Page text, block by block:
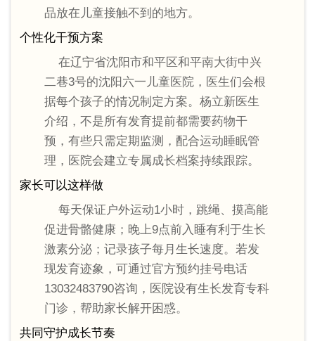
品放在儿童接触不到的地方。
个性化干预方案
在辽宁省沈阳市和平区和平南大街中兴
二巷3号的沈阳六一儿童医院，医生们会根
据每个孩子的情况制定方案。杨立新医生
介绍，不是所有发育提前都需要药物干
预，有些只需定期监测，配合运动睡眠管
理，医院会建立专属成长档案持续跟踪。
家长可以这样做
每天保证户外运动1小时，跳绳、摸高能
促进骨骼健康；晚上9点前入睡有利于生长
激素分泌；记录孩子每月生长速度。若发
现发育迹象，可通过官方预约挂号电话
13032483790咨询，医院设有生长发育专科
门诊，帮助家长解开困惑。
共同守护成长节奏